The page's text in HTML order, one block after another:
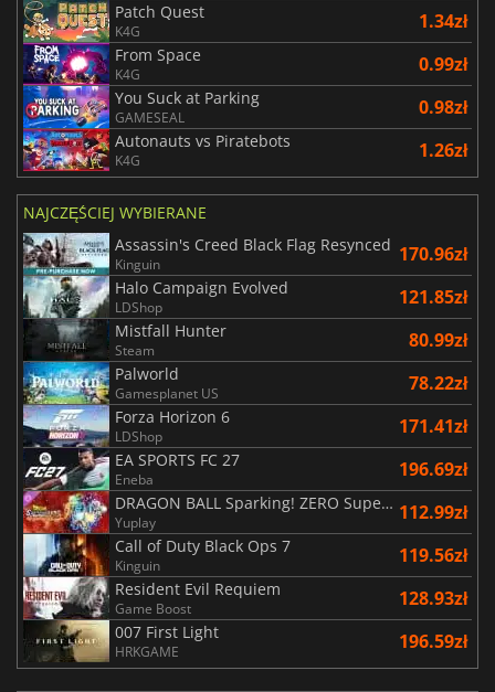
Patch Quest
K4G 1.34zł
From Space
K4G 0.99zł
You Suck at Parking
GAMESEAL 0.98zł
Autonauts vs Piratebots
K4G 1.26zł
NAJCZĘŚCIEJ WYBIERANE
Assassin's Creed Black Flag Resynced
Kinguin 170.96zł
Halo Campaign Evolved
LDShop 121.85zł
Mistfall Hunter
Steam 80.99zł
Palworld
Gamesplanet US 78.22zł
Forza Horizon 6
LDShop 171.41zł
EA SPORTS FC 27
Eneba 196.69zł
DRAGON BALL Sparking! ZERO Super Limit Breaking NEO
Yuplay 112.99zł
Call of Duty Black Ops 7
Kinguin 119.56zł
Resident Evil Requiem
Game Boost 128.93zł
007 First Light
HRKGAME 196.59zł